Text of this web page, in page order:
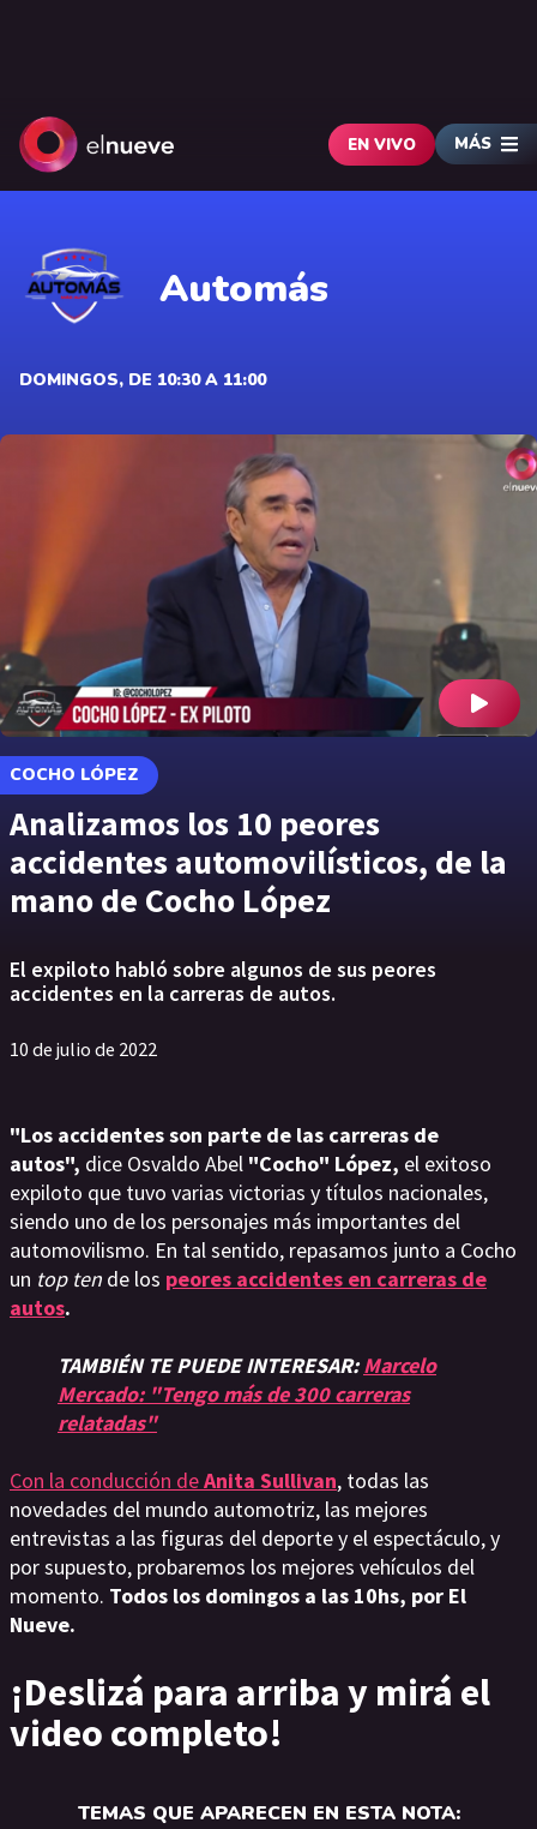
EN VIVO MÁS
Automás
DOMINGOS, DE 10:30 A 11:00
COCHO LÓPEZ
Analizamos los 10 peores
accidentes automovilísticos, de la
mano de Cocho López
El expiloto habló sobre algunos de sus peores
accidentes en la carreras de autos.
10 de julio de 2022
"Los accidentes son parte de las carreras de
autos", dice Osvaldo Abel "Cocho" López, el exitoso
expiloto que tuvo varias victorias y títulos nacionales,
siendo uno de los personajes más importantes del
automovilismo. En tal sentido, repasamos junto a Cocho
un top ten de los peores accidentes en carreras de
autos.
TAMBIÉN TE PUEDE INTERESAR:Marcelo
Mercado: "Tengo más de 300 carreras
relatadas"
Con la conducción deAnita Sullivan, todas las
novedades del mundo automotriz, las mejores
entrevistas a las figuras del deporte y el espectáculo, y
por supuesto, probaremos los mejores vehículos del
momento. Todos los domingos a las 10hs, por El
Nueve.
¡Deslizá para arriba y mirá el
video completo!
TEMAS QUE APARECEN EN ESTA NOTA: